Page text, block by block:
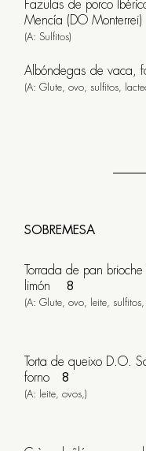
Fazulas de porco
Mencía (DO Monterrei)
(A: Sulfitos)
Albóndegas de vaca,
(A: Glute, ovo, sulfitos,
SOBREMESA
Torrada de pan
limón
8
(A: Glute, ovo, leite,
Torta de queixo D.O.
forno
8
(A: leite, ovos,)